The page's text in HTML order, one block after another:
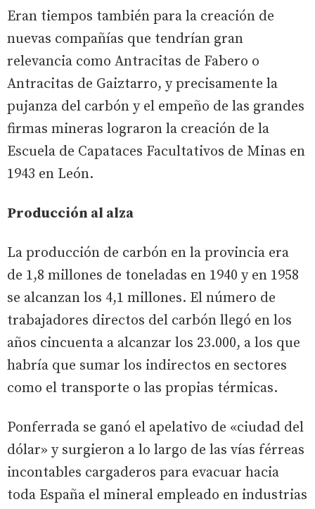
Eran tiempos también para la creación de
nuevas compañías que tendrían gran
relevancia como Antracitas de Fabero o
Antracitas de Gaiztarro, y precisamente la
pujanza del carbón y el empeño de las grandes
firmas mineras lograron la creación de la
Escuela de Capataces Facultativos de Minas en
1943 en León.
Producción al alza
La producción de carbón en la provincia era
de 1,8 millones de toneladas en 1940 y en 1958
se alcanzan los 4,1 millones. El número de
trabajadores directos del carbón llegó en los
años cincuenta a alcanzar los 23.000, a los que
habría que sumar los indirectos en sectores
como el transporte o las propias térmicas.
Ponferrada se ganó el apelativo de «ciudad del
dólar» y surgieron a lo largo de las vías férreas
incontables cargaderos para evacuar hacia
toda España el mineral empleado en industrias